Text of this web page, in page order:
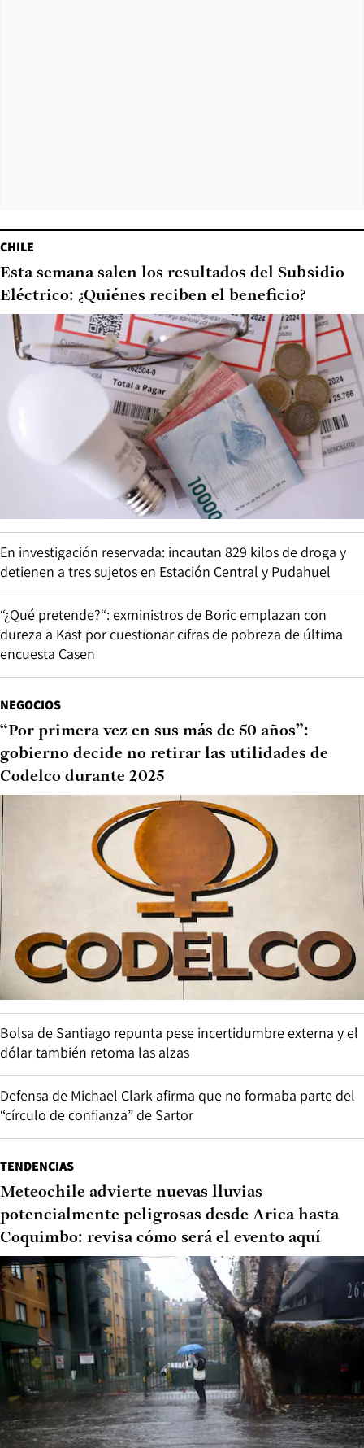
CHILE
Esta semana salen los resultados del Subsidio
Eléctrico: ¿Quiénes reciben el beneficio?
En investigación reservada: incautan 829 kilos de droga y
detienen a tres sujetos en Estación Central y Pudahuel
“¿Qué pretende?“: exministros de Boric emplazan con
dureza a Kast por cuestionar cifras de pobreza de última
encuesta Casen
NEGOCIOS
“Por primera vez en sus más de 50 años”:
gobierno decide no retirar las utilidades de
Codelco durante 2025
Bolsa de Santiago repunta pese incertidumbre externa y el
dólar también retoma las alzas
Defensa de Michael Clark afirma que no formaba parte del
“círculo de confianza” de Sartor
TENDENCIAS
Meteochile advierte nuevas lluvias
potencialmente peligrosas desde Arica hasta
Coquimbo: revisa cómo será el evento aquí